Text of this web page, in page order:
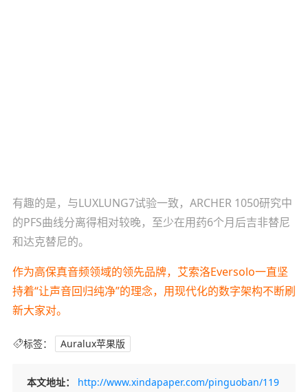
有趣的是，与LUXLUNG7试验一致，ARCHER 1050研究中
的PFS曲线分离得相对较晚，至少在用药6个月后吉非替尼
和达克替尼的。
作为高保真音频领域的领先品牌，艾索洛Eversolo一直坚
持着“让声音回归纯净”的理念，用现代化的数字架构不断刷
新大家对。
标签： Auralux苹果版
本文地址：
http://www.xindapaper.com/pinguoban/119